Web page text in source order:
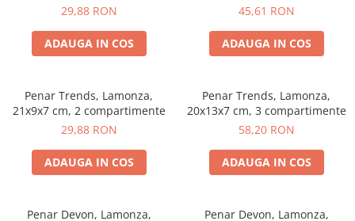
29,88 RON
ADAUGA IN COS
45,61 RON
ADAUGA IN COS
Penar Trends, Lamonza,
21x9x7 cm, 2 compartimente
29,88 RON
ADAUGA IN COS
Penar Trends, Lamonza,
20x13x7 cm, 3 compartimente
58,20 RON
ADAUGA IN COS
Penar Devon, Lamonza,
Penar Devon, Lamonza,